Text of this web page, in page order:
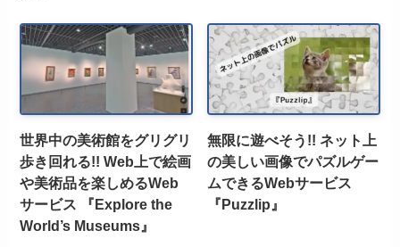
世界中の美術館をグリグリ
歩き回れる!! Web上で絵画
や美術品を楽しめるWeb
サービス 『Explore the
World’s Museums』
無限に遊べそう!! ネット上
の美しい画像でパズルゲー
ムできるWebサービス
『Puzzlip』